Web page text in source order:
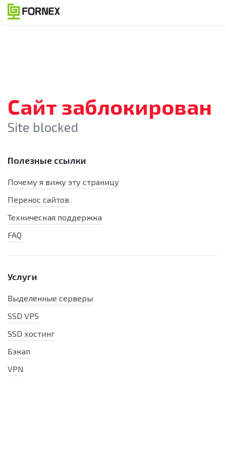
Сайт заблокирован
Site blocked
Полезные ссылки
Почему я вижу эту страницу
Перенос сайтов
Техническая поддержка
FAQ
Услуги
Выделенные серверы
SSD VPS
SSD хостинг
Бэкап
VPN